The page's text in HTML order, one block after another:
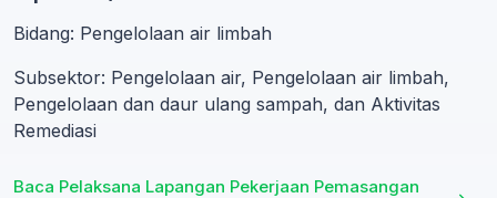
Bidang: Pengelolaan air limbah
Subsektor: Pengelolaan air, Pengelolaan air limbah,
Pengelolaan dan daur ulang sampah, dan Aktivitas
Remediasi
Baca Pelaksana Lapangan Pekerjaan Pemasangan